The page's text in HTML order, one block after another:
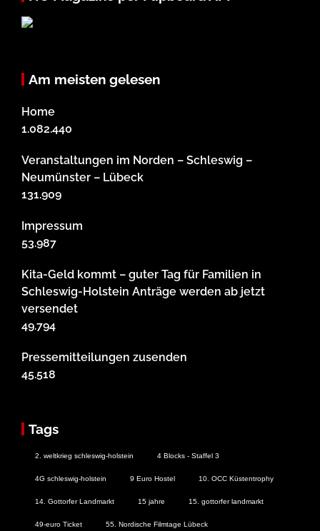
Am meisten gelesen
Home
1.082.440
Veranstaltungen im Norden – Schleswig –
Neumünster – Lübeck
131.909
Impressum
53.987
Kita-Geld kommt – guter Tag für Familien in
Schleswig-Holstein Anträge werden ab jetzt
versendet
49.794
Pressemitteilungen zusenden
45.518
Tags
2. weltkrieg schleswig-holstein 4 Blocks - Staffel 3
4G schleswig-holstein 9 Euro Hostel 10. OCC Küstentrophy
14. Gottorfer Landmarkt 15 jahre 15. gottorfer landmarkt
49-euro Ticket 55. Nordische Filmtage Lübeck